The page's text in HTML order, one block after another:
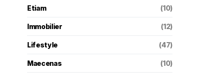
Etiam (10)
Immobilier (12)
Lifestyle (47)
Maecenas (10)